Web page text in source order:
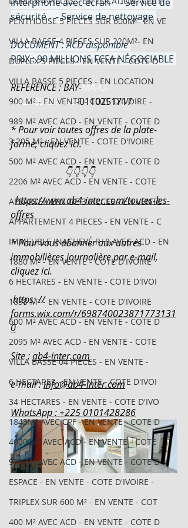
PENTHOUSE 5 PIECES SUR 600M²- EN VE
VILLA BASSE 4 PIECES SUR 220M²- EN
DUPLEX 5 PIECES - EN VENTE - COTE D
VILLA BASSE 5 PIECES - EN LOCATION
900 M² - EN VENTE - COTE D'IVOIRE -
989 M² AVEC ACD - EN VENTE - COTE D
3 205 M² - EN VENTE - COTE D'IVOIRE
500 M² AVEC ACD - EN VENTE - COTE D
2206 M² AVEC ACD - EN VENTE - COTE
APPARTEMENT DE 3 PIECES - EN VENTE
APPARTEMENT 4 PIECES - EN VENTE - C
IMMEUBLE INACHEVÉ R+8 AVEC ACD - EN
1880 M² - EN VENTE - COTE D'IVOIRE
6 HECTARES - EN VENTE - COTE D'IVOI
1838 M² - EN VENTE - COTE D'IVOIRE
600 M² AVEC ACD - EN VENTE - COTE D
2095 M² AVEC ACD - EN VENTE - COTE
VILLA BASSE 04 PIÈCES - EN VENTE -
6 HECTARES - EN VENTE - COTE D'IVOI
34 HECTARES - EN VENTE - COTE D'IVO
1843M² AVEC CPF - EN VENTE - COTE D
4000 M² AVEC ACD - EN VENTE - COTE
971 M² AVEC ACD - EN VENTE - COTE D
ESPACE - EN VENTE - COTE D'IVOIRE -
TRIPLEX SUR 600 M² - EN VENTE - COT
400 M² AVEC ACD - EN VENTE - COTE D
sécurité    - Service de nettoyage
DOCUMENT : ACD disponible
PRIX : 90 MILLIONS FCFA NÉGOCIABLE
REFERENCE : BAY-MA-CI-
NA2505231119-0110251717
* Pour voir toutes offres de la plate-
forme, cliquez ici.
👇👇👇👇
https://www.ab4-inter.com/toutes-les-
offres
* Pour vous abonner aux autres
immobilières journalière par e-mail,
cliquez ici.
https: //
forms.wix.com/r/698740023871773131
0
Site : ab4-inter.com
e-mail : info@ab4-inter.com
WhatsApp : +225 0101428286